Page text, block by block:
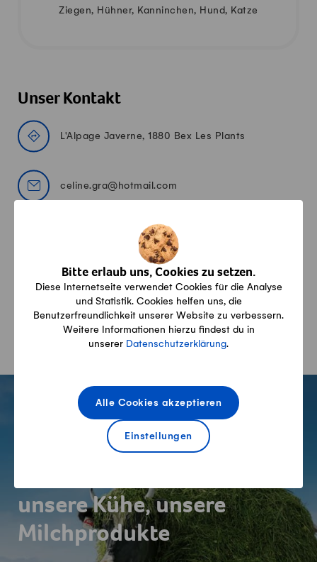
Bitte erlaub uns, Cookies zu setzen.
Diese Internetseite verwendet Cookies für die Analyse
und Statistik. Cookies helfen uns, die
Benutzerfreundlichkeit unserer Website zu verbessern.
Weitere Informationen hierzu findest du in
unserer Datenschutzerklärung.
Einstellungen
Alle Cookies akzeptieren
Ziegen, Hühner, Kanninchen, Hund, Katze
Unser Kontakt
L'Alpage Javerne, 1880 Bex Les Plants
celine.gra@hotmail.com
Alle Angaben erfolgen ohne Gewähr auf Vollständigkeit,
Richtigkeit und Aktualität.
unsere Kühe, unsere
Milchprodukte